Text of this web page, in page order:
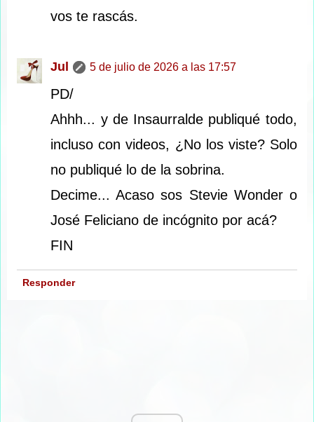
vos te rascás.
Jul 5 de julio de 2026 a las 17:57
PD/
Ahhh... y de Insaurralde publiqué todo,
incluso con videos, ¿No los viste? Solo
no publiqué lo de la sobrina.
Decime... Acaso sos Stevie Wonder o
José Feliciano de incógnito por acá?
FIN
Responder